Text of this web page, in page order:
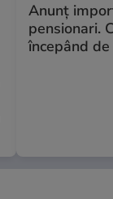
Anunț
pensionari.
începând